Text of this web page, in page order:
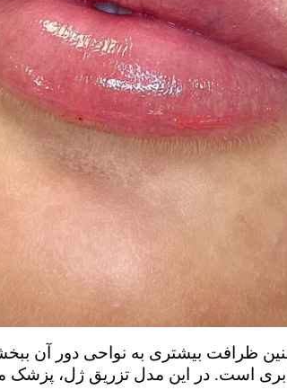
بیشتری به نواحی دور آن
است. در این مدل تزریق ژل، پزشک